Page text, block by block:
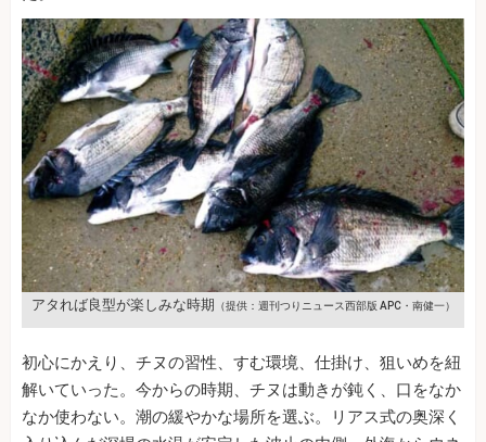
アタれば良型が楽しみな時期 （提供：週刊つりニュース西部版 APC・南健一）
初心にかえり、チヌの習性、すむ環境、仕掛け、狙いめを紐
解いていった。今からの時期、チヌは動きが鈍く、口をなか
なか使わない。潮の緩やかな場所を選ぶ。リアス式の奥深く